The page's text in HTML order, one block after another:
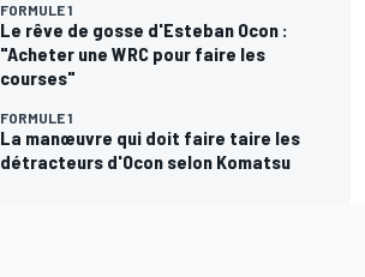
FORMULE 1
Le rêve de gosse d'Esteban Ocon :
"Acheter une WRC pour faire les
courses"
FORMULE 1
La manœuvre qui doit faire taire les
détracteurs d'Ocon selon Komatsu